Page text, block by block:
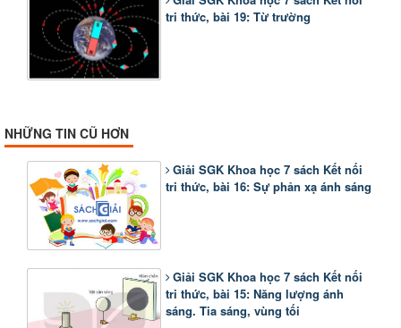
tri thức, bài 19: Từ trường
NHỮNG TIN CŨ HƠN
Giải SGK Khoa học 7 sách Kết nối
tri thức, bài 16: Sự phản xạ ánh sáng
Giải SGK Khoa học 7 sách Kết nối
tri thức, bài 15: Năng lượng ánh
sáng. Tia sáng, vùng tối